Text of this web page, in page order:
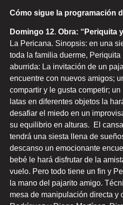
Cómo sigue la programación
Domingo 12. Obra: “Periquita
La Pericana. Sinopsis: en una
toda la familia duerme,
aburrida: La invitación de un
encuentre con nuevos amigos;
compartir y le gusta competir;
latas en diferentes objetos la
desafiar el miedo en un
su equilibrio en alturas. El
tendrá una siesta llena de
descanso un emocionante
bebé le hará disfrutar de la
vuelo. Pero todo tiene un fin y
la mano del pajarito amigo.
mesa de manipulación directa y